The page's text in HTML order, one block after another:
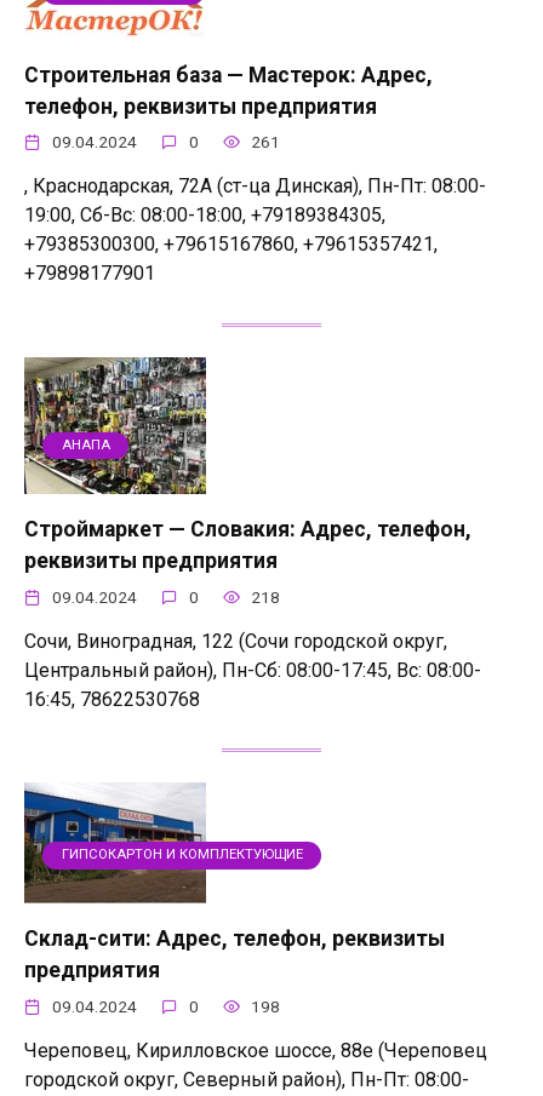
Строительная база — Мастерок: Адрес,
телефон, реквизиты предприятия
09.04.2024 0 261
, Краснодарская, 72А (ст-ца Динская), Пн-Пт: 08:00-
19:00, Сб-Вс: 08:00-18:00, +79189384305,
+79385300300, +79615167860, +79615357421,
+79898177901
АНАПА
Строймаркет — Словакия: Адрес, телефон,
реквизиты предприятия
09.04.2024 0 218
Сочи, Виноградная, 122 (Сочи городской округ,
Центральный район), Пн-Сб: 08:00-17:45, Вс: 08:00-
16:45, 78622530768
ГИПСОКАРТОН И КОМПЛЕКТУЮЩИЕ
Склад-сити: Адрес, телефон, реквизиты
предприятия
09.04.2024 0 198
Череповец, Кирилловское шоссе, 88е (Череповец
городской округ, Северный район), Пн-Пт: 08:00-